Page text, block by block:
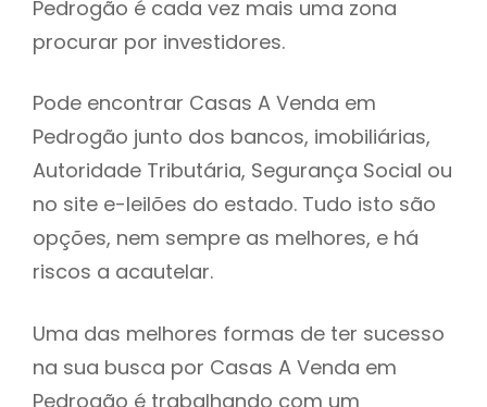
Pedrogão é cada vez mais uma zona
procurar por investidores.
Pode encontrar Casas A Venda em
Pedrogão junto dos bancos, imobiliárias,
Autoridade Tributária, Segurança Social ou
no site e-leilões do estado. Tudo isto são
opções, nem sempre as melhores, e há
riscos a acautelar.
Uma das melhores formas de ter sucesso
na sua busca por Casas A Venda em
Pedrogão é trabalhando com um